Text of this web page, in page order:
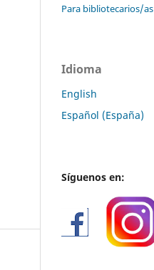
Para bibliotecarios/as
Idioma
English
Español (España)
Síguenos en: